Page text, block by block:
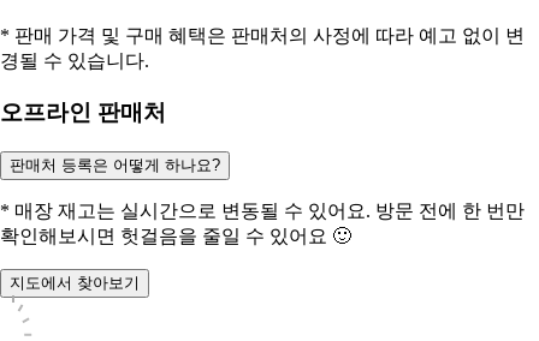
* 판매 가격 및 구매 혜택은 판매처의 사정에 따라 예고 없이 변
경될 수 있습니다.
오프라인 판매처
판매처 등록은 어떻게 하나요?
* 매장 재고는 실시간으로 변동될 수 있어요. 방문 전에 한 번만
확인해보시면 헛걸음을 줄일 수 있어요 🙂
지도에서 찾아보기